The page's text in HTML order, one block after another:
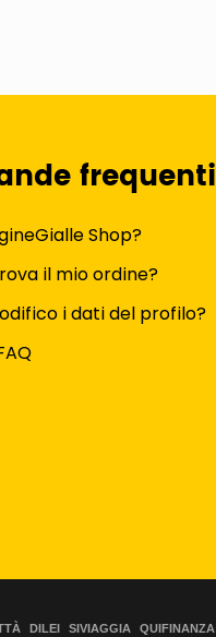
frequenti
Shop?
il mio ordine?
i dati del profilo?
DILEI SIVIAGGIA QUIFINANZA